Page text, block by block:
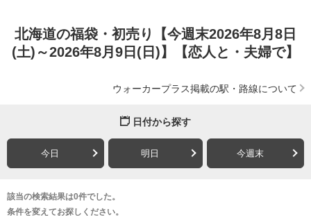
北海道の福袋・初売り【今週末2026年8月8日
(土)～2026年8月9日(日)】【恋人と・夫婦で】
ウォーカープラス掲載の駅・路線について
日付から探す
今日 明日 今週末
該当の検索結果は0件でした。
条件を変えてお探しください。